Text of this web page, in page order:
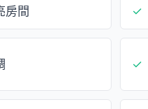
房間 ✓
✓